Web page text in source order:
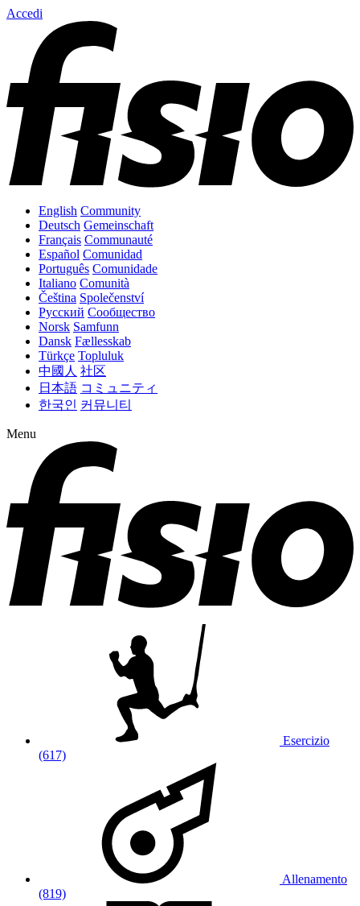
Accedi
English Community
Deutsch Gemeinschaft
Français Communauté
Español Comunidad
Português Comunidade
Italiano Comunità
Čeština Společenství
Русский Сообщество
Norsk Samfunn
Dansk Fællesskab
Türkçe Topluluk
中國人 社区
日本語 コミュニティ
한국인 커뮤니티
Menu
Esercizio
(617)
Allenamento
(819)